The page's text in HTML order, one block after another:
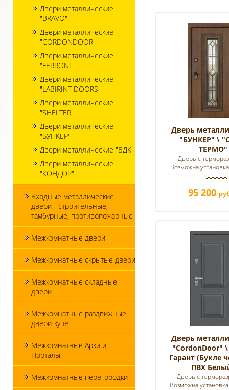
Двери металлические
"BRAVO"
Двери металлические
"CORDONDOOR"
Двери металлические
"FERRONI"
Двери металлические
"LABIRINT DOORS"
Двери металлические
"SHELTER"
Двери металлические
"БУНКЕР"
Двери металлические "ВДК"
Двери металлические
"КОНДОР"
Входные металлические
двери - строительные,
тамбурные, противопожарные
Межкомнатные двери
Межкомнатные скрытые двери
Межкомнатные складные
двери
Межкомнатные раздвижные
двери-купе
Межкомнатные Арки и
Порталы
Межкомнатные перегородки
Дверь
"БУНКЕР" \
ТЕРМО"
Дверь с
Возможна
95 200
Дверь
"CordonDoor"
Гарант (Букле
ПВХ
Дверь с
Возможна